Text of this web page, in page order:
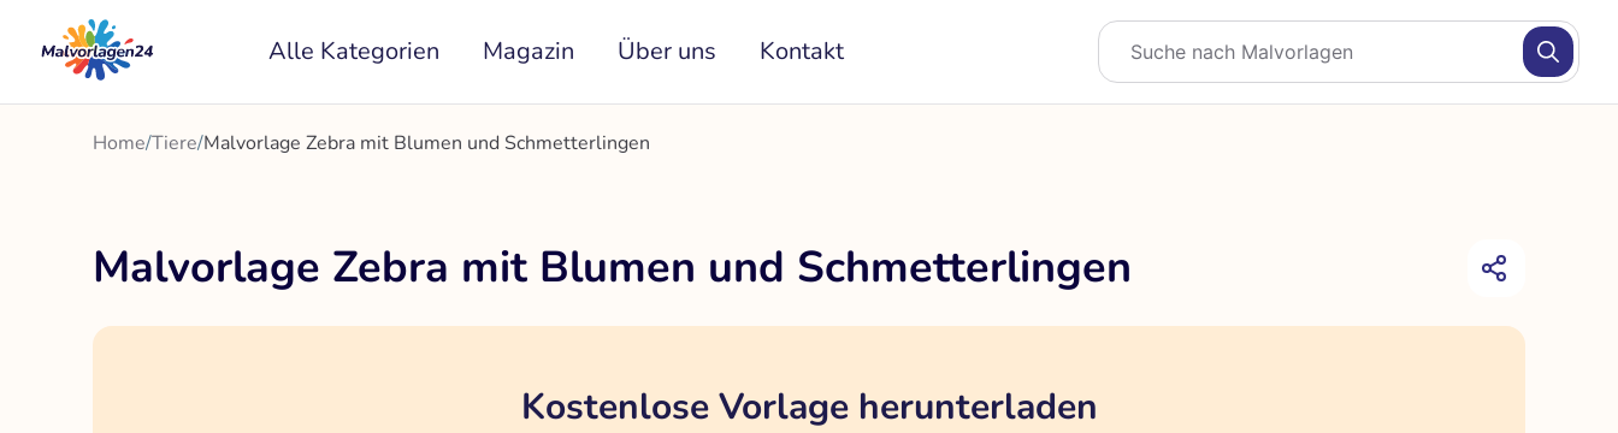
Inhalt
springen
Alle Kategorien Magazin Über uns Kontakt
Home/Tiere/Malvorlage Zebra mit Blumen und Schmetterlingen
Malvorlage Zebra mit Blumen und Schmetterlingen
Kostenlose Vorlage herunterladen